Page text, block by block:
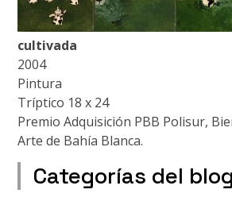
cultivada
2004
Pintura
Tríptico 18 x 24
Premio Adquisición PBB Polisur,
Arte de Bahía Blanca.
Categorías del blog